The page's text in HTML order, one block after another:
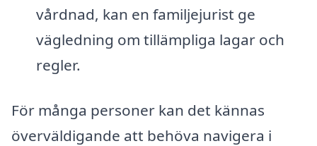
vårdnad, kan en familjejurist ge
vägledning om tillämpliga lagar och
regler.
För många personer kan det kännas
överväldigande att behöva navigera i